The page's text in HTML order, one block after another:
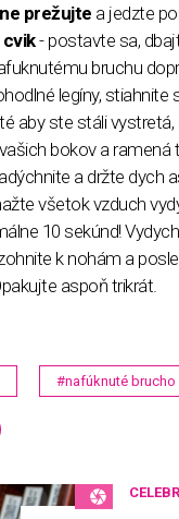
prežujte a jedzte
- postavte sa,
bruchu
legíny, stiahnite
aby ste stáli
bokov a ramená
a držte dych
všetok vzduch
10 sekúnd!
k nohám a
aspoň trikrát.
#nafúknuté brucho